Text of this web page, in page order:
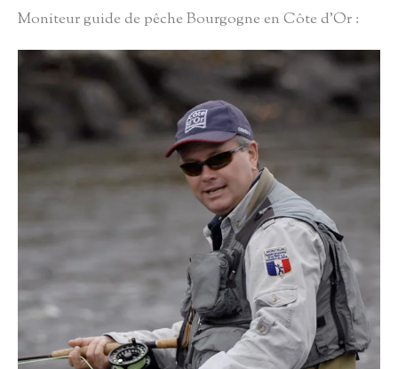
Moniteur guide de pêche Bourgogne en Côte d’Or :